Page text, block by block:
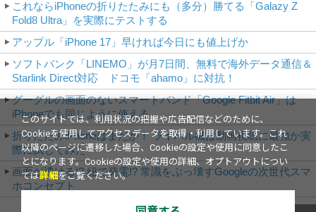
これならiPhoneの折りたたみにも（多分）勝てる「Galazy Z
Fold8 Ultra」を実際にテストする
アップル「iPhone 17」早ければ今日にも値上げか
ソフトバンク「LINEMO」が月7日間、無料で海外データ通信＆
Starlink Direct対応 ドコモ「ahamo」に対抗！
グーグルの画面のないスマートバンド「Google Fitbit Air」は
iPhoneでも同じように使える
折りたたみiPhoneはまだか！ ライバル機は動画視聴に最強か実
際に試してみた
画面が透ける!? 紐で発電!? 常識をぶっ壊すGoogleの次世代スマ
ホコンセプト
このサイトでは、利用状況の把握や広告配信などのために、
Cookieを使用してアクセスデータを取得・利用しています。これ
以降のページに遷移した場合、Cookieの設定や使用に同意したこ
とになります。Cookieの設定や使用の詳細、オプトアウトについ
ては詳細 をご覧ください。